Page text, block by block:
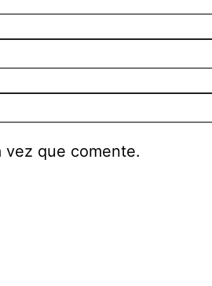
vez que comente.